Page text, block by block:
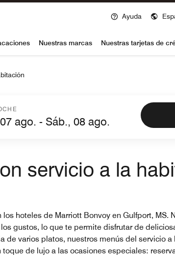
Ayuda
Nuestras marcas Nuestras tarjetas de
servicio a la
hoteles de Marriott Bonvoy en Gulfport, MS.
gustos, lo que te permite disfrutar de
de varios platos, nuestros menús del servicio
de lujo a las ocasiones especiales: